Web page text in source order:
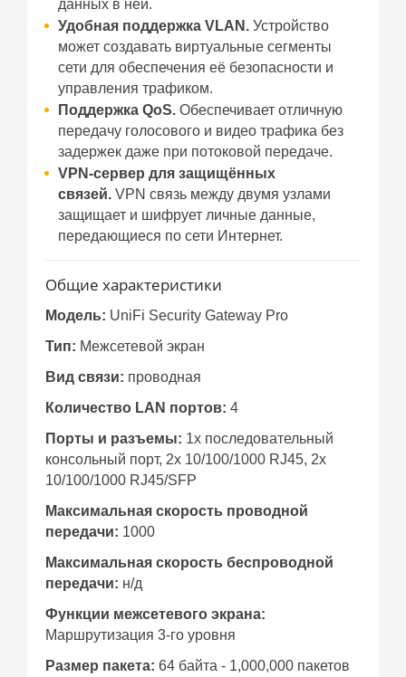
данных в ней.
Удобная поддержка VLAN. Устройство
может создавать виртуальные сегменты
сети для обеспечения её безопасности и
управления трафиком.
Поддержка QoS.Обеспечивает отличную
передачу голосового и видео трафика без
задержек даже при потоковой передаче.
VPN-сервер для защищённых
связей. VPN связь между двумя узлами
защищает и шифрует личные данные,
передающиеся по сети Интернет.
Общие характеристики
Модель: UniFi Security Gateway Pro
Тип: Межсетевой экран
Вид связи: проводная
Количество LAN портов: 4
Порты и разъемы: 1х последовательный
консольный порт, 2х 10/100/1000 RJ45, 2х
10/100/1000 RJ45/SFP
Максимальная скорость проводной
передачи: 1000
Максимальная скорость беспроводной
передачи: н/д
Функции межсетевого экрана:
Маршрутизация 3-го уровня
Размер пакета: 64 байта - 1,000,000 пакетов